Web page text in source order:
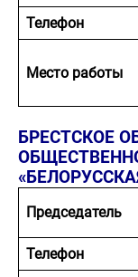
Телефон
Место работы
БРЕСТСКОЕ
Председатель
Телефон